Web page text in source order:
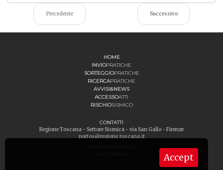
Precedente Successivo
Accept
HOME
INVIOPRATICHE
SORTEGGIOPRATICHE
RICERCAPRATICHE
AVVISI&NEWS
ACCESSOATTI
RISCHIOSISMICO
CONTATTI
Regione Toscana - Settore Sismica - via San Gallo - Firenze
portos@regione.toscana.it